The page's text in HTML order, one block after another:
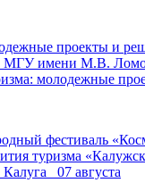
проекты и
МГУ имени М.В.
молодежные
фестиваль
туризма
07 августа